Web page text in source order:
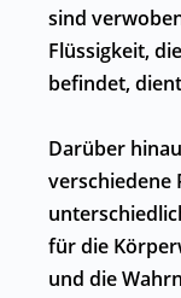
sind
Flüssigkeit,
befindet,
Darüber
verschiedene
für die
und die